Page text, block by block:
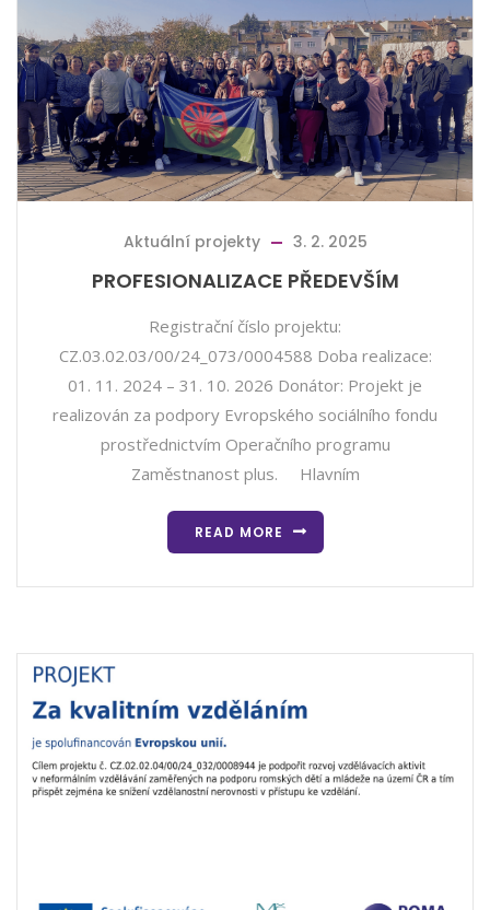
Aktuální projekty 3. 2. 2025
PROFESIONALIZACE PŘEDEVŠÍM
Registrační číslo projektu:
CZ.03.02.03/00/24_073/0004588 Doba realizace:
01. 11. 2024 – 31. 10. 2026 Donátor: Projekt je
realizován za podpory Evropského sociálního fondu
prostřednictvím Operačního programu
Zaměstnanost plus. Hlavním
READ MORE